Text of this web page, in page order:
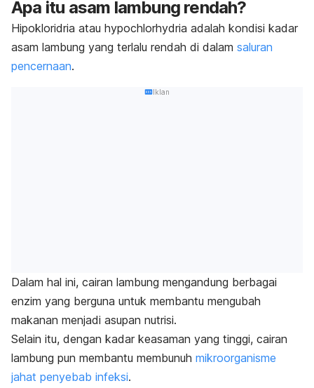
Apa itu asam lambung rendah?
Hipokloridria atau hypochlorhydria adalah kondisi kadar
asam lambung yang terlalu rendah di dalam saluran
pencernaan.
Iklan
Dalam hal ini, cairan lambung mengandung berbagai
enzim yang berguna untuk membantu mengubah
makanan menjadi asupan nutrisi.
Selain itu, dengan kadar keasaman yang tinggi, cairan
lambung pun membantu membunuh mikroorganisme
jahat penyebab infeksi.